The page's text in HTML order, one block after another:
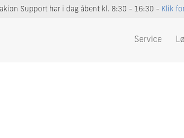
Support har i dag åbent kl. 8:30 - 16:30 - Klik
Service